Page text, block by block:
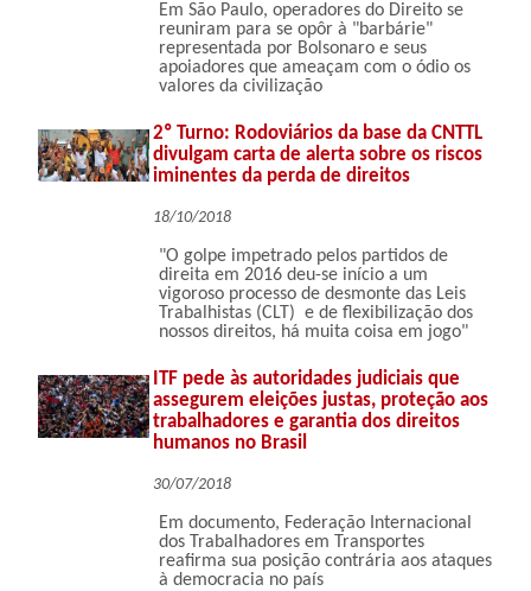
Em São Paulo, operadores do Direito se
reuniram para se opôr à "barbárie"
representada por Bolsonaro e seus
apoiadores que ameaçam com o ódio os
valores da civilização
2º Turno: Rodoviários da base da CNTTL
divulgam carta de alerta sobre os riscos
iminentes da perda de direitos
18/10/2018
"O golpe impetrado pelos partidos de
direita em 2016 deu-se início a um
vigoroso processo de desmonte das Leis
Trabalhistas (CLT) e de flexibilização dos
nossos direitos, há muita coisa em jogo"
ITF pede às autoridades judiciais que
assegurem eleições justas, proteção aos
trabalhadores e garantia dos direitos
humanos no Brasil
30/07/2018
Em documento, Federação Internacional
dos Trabalhadores em Transportes
reafirma sua posição contrária aos ataques
à democracia no país